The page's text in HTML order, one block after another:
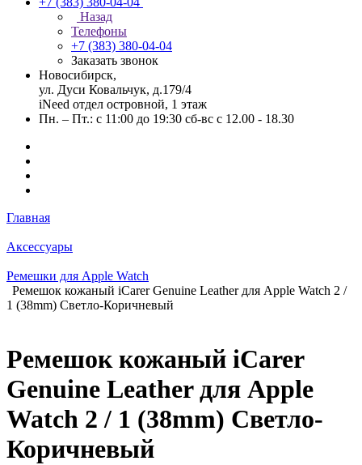
Назад
Телефоны
+7 (383) 380-04-04
Заказать звонок
Новосибирск,
ул. Дуси Ковальчук, д.179/4
iNeed отдел островной, 1 этаж
Пн. – Пт.: с 11:00 до 19:30 сб-вс с 12.00 - 18.30
Главная
Аксессуары
Ремешки для Apple Watch
Ремешок кожаный iCarer Genuine Leather для Apple Watch 2 /
1 (38mm) Светло-Коричневый
Ремешок кожаный iCarer
Genuine Leather для Apple
Watch 2 / 1 (38mm) Светло-
Коричневый